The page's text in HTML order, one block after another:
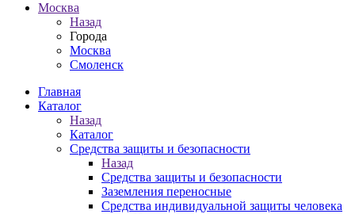
Москва
Назад
Города
Москва
Смоленск
Главная
Каталог
Назад
Каталог
Средства защиты и безопасности
Назад
Средства защиты и безопасности
Заземления переносные
Средства индивидуальной защиты человека